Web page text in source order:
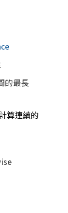
的最長
算連續的